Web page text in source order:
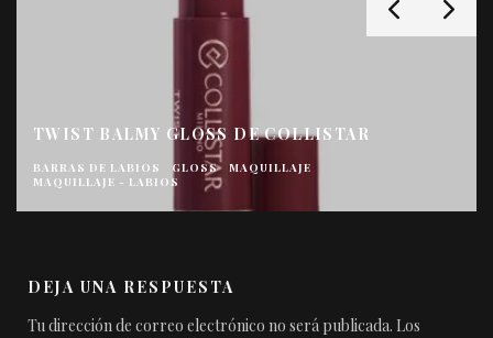
TWIST BALMY GLOSS DE COLLISTAR
BARRAS DE LABIOS GLOSS
MAQUILLAJE
MAQUILLAJE - LABIOS
DEJA UNA RESPUESTA
Tu dirección de correo electrónico no será publicada. Los